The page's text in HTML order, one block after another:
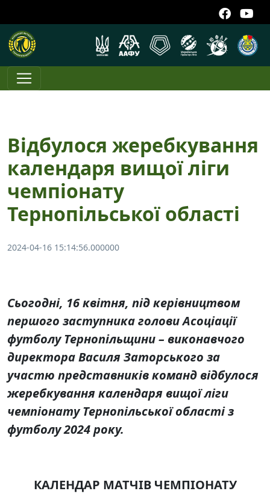
Відбулося жеребкування
календаря вищої ліги
чемпіонату
Тернопільської області
2024-04-16 15:14:56.000000
Сьогодні, 16 квітня, під керівництвом
першого заступника голови Асоціації
футболу Тернопільщини – виконавчого
директора Василя Заторського за
участю представників команд відбулося
жеребкування календаря вищої ліги
чемпіонату Тернопільської області з
футболу 2024 року.
КАЛЕНДАР МАТЧІВ ЧЕМПІОНАТУ